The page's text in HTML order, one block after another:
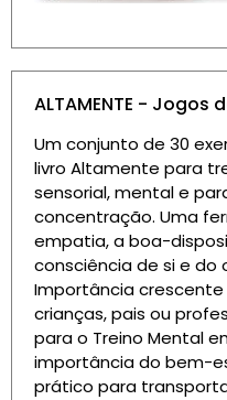
ALTAMENTE - Jogos
Um conjunto de 30
livro Altamente para
sensorial, mental e
concentração. Uma
empatia, a boa-
consciência de si e do
Importância
crianças, pais ou
para o Treino Mental
importância do bem-
prático para